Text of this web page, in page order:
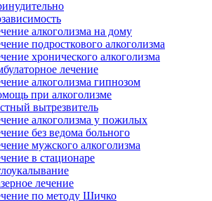
алкоголизма на дому
подросткового алкоголизма
хронического алкоголизма
лечение
алкоголизма гипнозом
при алкоголизме
вытрезвитель
алкоголизма у пожилых
без ведома больного
мужского алкоголизма
в стационаре
лечение
по методу Шичко